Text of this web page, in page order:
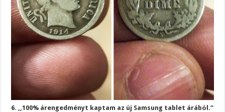
6. ,,100% árengedményt kaptam az új Samsung tablet árából.”